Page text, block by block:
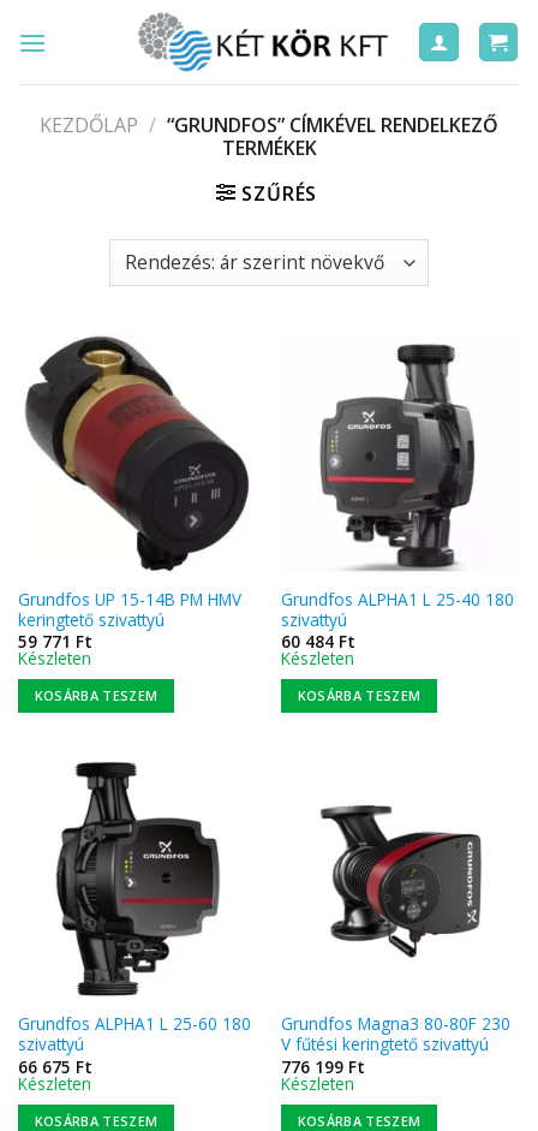
KEZDŐLAP / “GRUNDFOS” CÍMKÉVEL RENDELKEZŐ
TERMÉKEK
SZŰRÉS
Grundfos UP 15-14B PM HMV
keringtető szivattyú
59 771 Ft
Készleten
KOSÁRBA TESZEM
Grundfos ALPHA1 L 25-40 180
szivattyú
60 484 Ft
Készleten
KOSÁRBA TESZEM
Grundfos ALPHA1 L 25-60 180
szivattyú
66 675 Ft
Készleten
KOSÁRBA TESZEM
Grundfos Magna3 80-80F 230
V fűtési keringtető szivattyú
776 199 Ft
Készleten
KOSÁRBA TESZEM